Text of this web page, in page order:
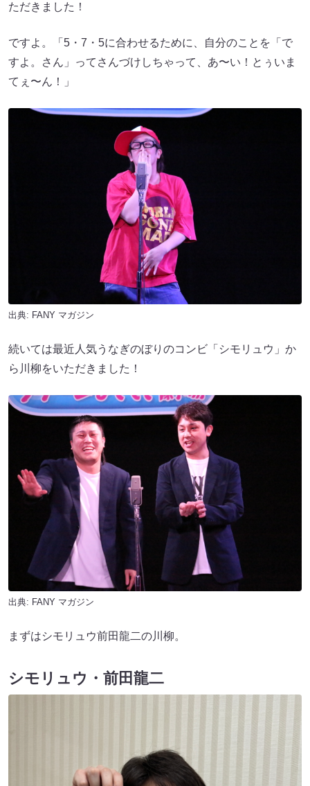
ただきました！
ですよ。「5・7・5に合わせるために、自分のことを「で
すよ。さん」ってさんづけしちゃって、あ〜い！とぅいま
てぇ〜ん！」
出典: FANY マガジン
続いては最近人気うなぎのぼりのコンビ「シモリュウ」か
ら川柳をいただきました！
出典: FANY マガジン
まずはシモリュウ前田龍二の川柳。
シモリュウ・前田龍二